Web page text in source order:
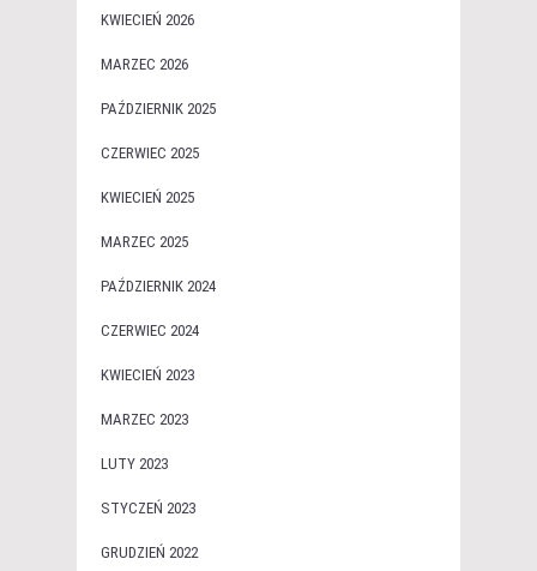
KWIECIEŃ 2026
MARZEC 2026
PAŹDZIERNIK 2025
CZERWIEC 2025
KWIECIEŃ 2025
MARZEC 2025
PAŹDZIERNIK 2024
CZERWIEC 2024
KWIECIEŃ 2023
MARZEC 2023
LUTY 2023
STYCZEŃ 2023
GRUDZIEŃ 2022